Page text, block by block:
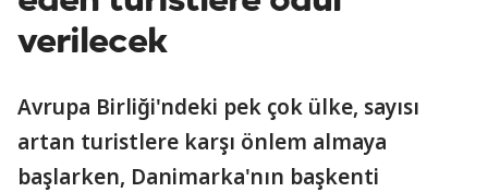
verilecek
Avrupa Birliği'ndeki pek çok ülke, sayısı
artan turistlere karşı önlem almaya
başlarken, Danimarka'nın başkenti